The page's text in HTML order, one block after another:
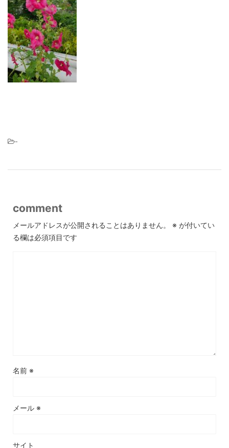
-
comment
メールアドレスが公開されることはありません。 ※ が付いてい
る欄は必須項目です
名前 ※
メール ※
サイト